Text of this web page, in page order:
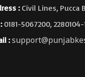
:Civil Lines, Pucca
0181-5067200, 2280104-
: